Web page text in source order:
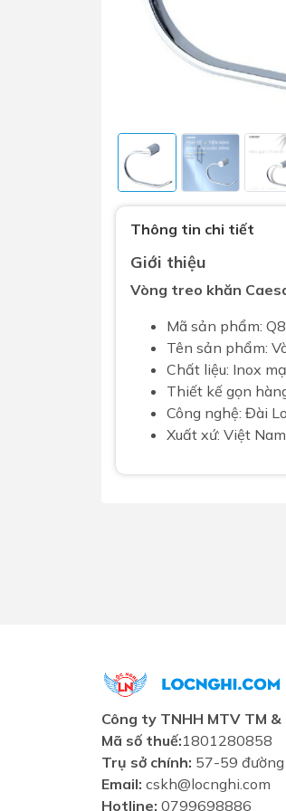
Phụ kiện nhà vệ sinh
Gương nhà vệ sinh - nhà
Máy sấy tay
Nắp bồn cầu
Nắp điện tử
Thông tin chi tiết
Giới thiệu
Vòng treo khăn
Mã sản phẩm:
Tên sản phẩm:
Chất liệu: Inox
Thiết kế gọn
Công nghệ: Đài
Xuất xứ: Việt Nam
Công ty TNHH MTV TM &
Mã số thuế:1801280858
Trụ sở chính: 57-59
Email: cskh@locnghi.com
Hotline: 0799698886